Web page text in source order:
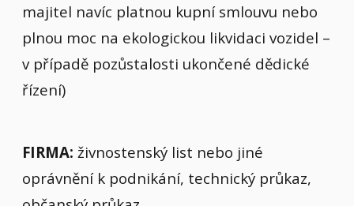
majitel navíc platnou kupní smlouvu nebo
plnou moc na ekologickou likvidaci vozidel –
v případě pozůstalosti ukončené dědické
řízení)
FIRMA: živnostenský list nebo jiné
oprávnění k podnikání, technický průkaz,